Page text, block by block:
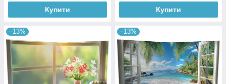
Купити Купити
–13% –13%